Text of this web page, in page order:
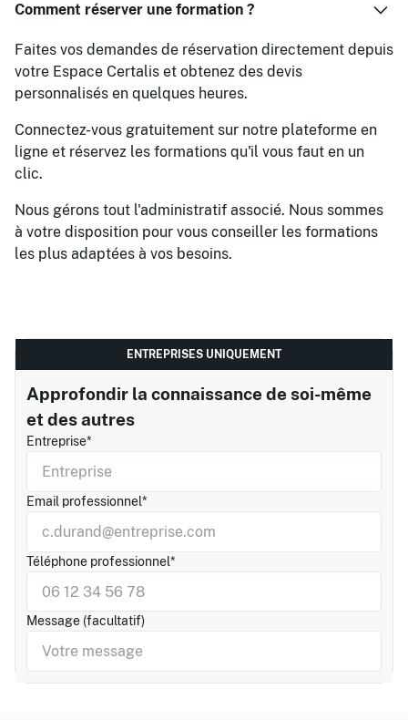
Comment réserver une formation ?
Faites vos demandes de réservation directement depuis
votre Espace Certalis et obtenez des devis
personnalisés en quelques heures.
Connectez-vous gratuitement sur notre plateforme en
ligne et réservez les formations qu'il vous faut en un
clic.
Nous gérons tout l'administratif associé. Nous sommes
à votre disposition pour vous conseiller les formations
les plus adaptées à vos besoins.
ENTREPRISES UNIQUEMENT
Approfondir la connaissance de soi-même
et des autres
Entreprise*
Email professionnel*
Téléphone professionnel*
Message (facultatif)